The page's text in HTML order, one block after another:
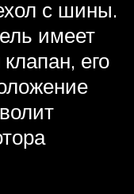
с шины.
имеет
его